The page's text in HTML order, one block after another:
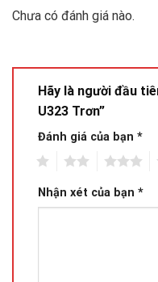
Chưa có đánh giá nào.
Hãy là người đầu
U323 Trơn”
Đánh giá của bạn *
Nhận xét của bạn *